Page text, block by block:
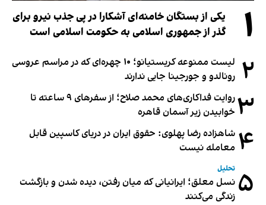
۱
یکی از بستگان خامنه‌ای آشکارا در پی جذب نیرو برای
گذر از جمهوری اسلامی به حکومت اسلامی است
۲
لیست ممنوعه کریستیانو؛ ۱۰ چهره‌ای که در مراسم عروسی
رونالدو و جورجینا جایی ندارند
۳
روایت فداکاری‌های محمد صلاح؛ از سفرهای ۹ ساعته تا
خوابیدن زیر آسمان قاهره
۴ شاهزاده رضا پهلوی: حقوق ایران در دریای کاسپین قابل
معامله نیست
۵ تحلیل
نسل معلق؛ ایرانیانی که میان رفتن، دیده شدن و بازگشت
زندگی می‌کنند